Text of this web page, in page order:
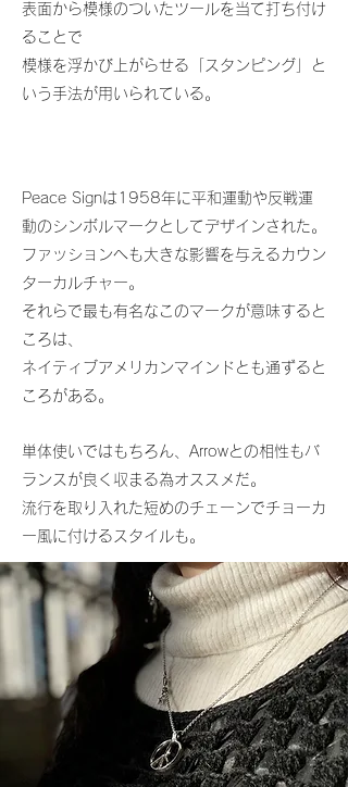
表面から模様のついたツールを当て打ち付け
ることで
模様を浮かび上がらせる「スタンピング」と
いう手法が用いられている。
Peace Signは1958年に平和運動や反戦運
動のシンボルマークとしてデザインされた。
ファッションへも大きな影響を与えるカウン
ターカルチャー。
それらで最も有名なこのマークが意味すると
ころは、
ネイティブアメリカンマインドとも通ずると
ころがある。
単体使いではもちろん、Arrowとの相性もバ
ランスが良く収まる為オススメだ。
流行を取り入れた短めのチェーンでチョーカ
ー風に付けるスタイルも。